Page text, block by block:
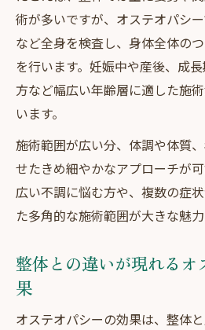
術が多いですが、オステオパシ
など全身を検査し、身体全体の
を行います。妊娠中や産後、成
方など幅広い年齢層に適した施
います。
施術範囲が広い分、体調や体質
せたきめ細やかなアプローチが
広い不調に悩む方や、複数の症
た多角的な施術範囲が大きな魅力
整体との違いが現れるオ
果
オステオパシーの効果は、整体